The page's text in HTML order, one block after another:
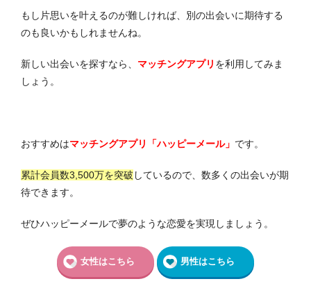
もし片思いを叶えるのが難しければ、別の出会いに期待する
のも良いかもしれませんね。
新しい出会いを探すなら、 マッチングアプリ を利用してみま
しょう。
おすすめはマッチングアプリ「ハッピーメール」 です。
累計会員数3,500万を突破 しているので、数多くの出会いが期
待できます。
ぜひハッピーメールで夢のような恋愛を実現しましょう。
女性はこちら 男性はこちら